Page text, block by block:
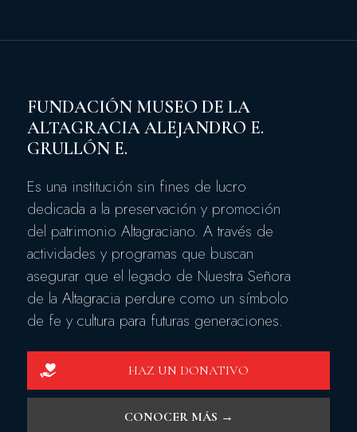
FUNDACIÓN MUSEO DE LA
ALTAGRACIA ALEJANDRO E.
GRULLÓN E.
Es una institución sin fines de lucro
dedicada a la preservación y promoción
del patrimonio Altagraciano. A través de
actividades y programas que buscan
asegurar que el legado de Nuestra Señora
de la Altagracia perdure como un símbolo
de fe y cultura para futuras generaciones.
HAZ UN DONATIVO
CONOCER MÁS →